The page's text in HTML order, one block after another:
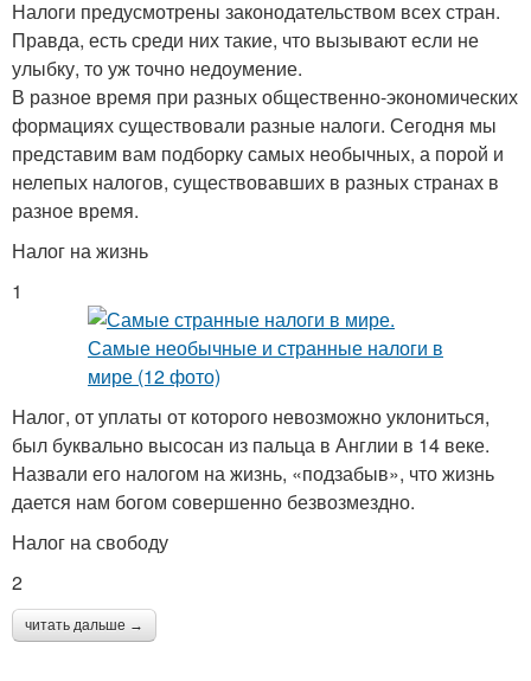
Налоги предусмотрены законодательством всех стран.
Правда, есть среди них такие, что вызывают если не
улыбку, то уж точно недоумение.
В разное время при разных общественно-экономических
формациях существовали разные налоги. Сегодня мы
представим вам подборку самых необычных, а порой и
нелепых налогов, существовавших в разных странах в
разное время.
Налог на жизнь
1
Налог, от уплаты от которого невозможно уклониться,
был буквально высосан из пальца в Англии в 14 веке.
Назвали его налогом на жизнь, «подзабыв», что жизнь
дается нам богом совершенно безвозмездно.
Налог на свободу
2
читать дальше →